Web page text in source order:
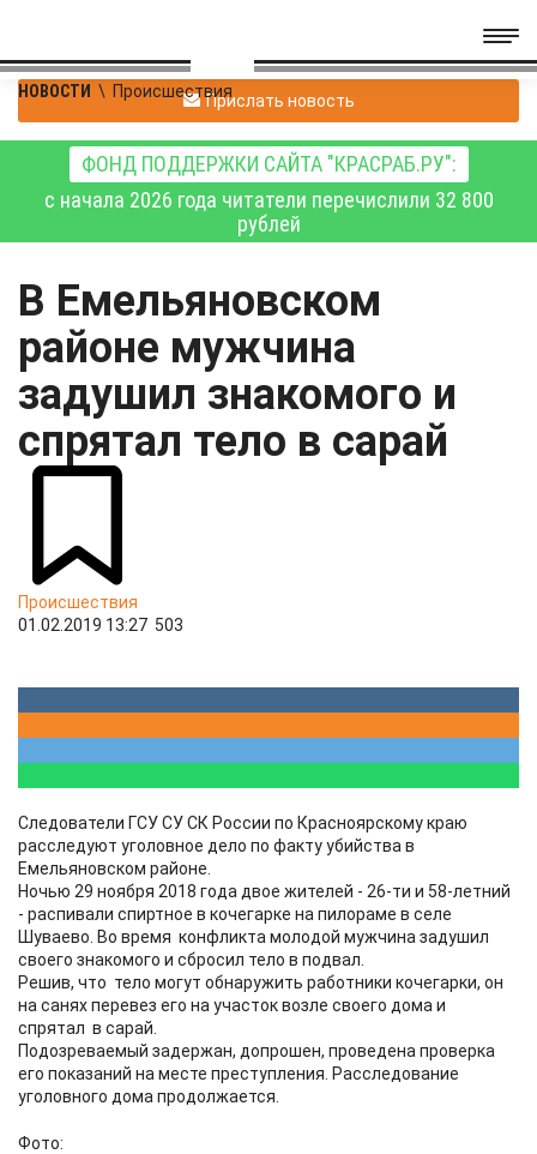
НОВОСТИ \ ПроисшествияПрислать новость
ФОНД ПОДДЕРЖКИ САЙТА "КРАСРАБ.РУ":
с начала 2026 года читатели перечислили 32 800
рублей
В Емельяновском
районе мужчина
задушил знакомого и
спрятал тело в сарай
Происшествия
01.02.2019 13:27 503
Следователи ГСУ СУ СК России по Красноярскому краю
расследуют уголовное дело по факту убийства в
Емельяновском районе.
Ночью 29 ноября 2018 года двое жителей - 26-ти и 58-летний
- распивали спиртное в кочегарке на пилораме в селе
Шуваево. Во время конфликта молодой мужчина задушил
своего знакомого и сбросил тело в подвал.
Решив, что тело могут обнаружить работники кочегарки, он
на санях перевез его на участок возле своего дома и
спрятал в сарай.
Подозреваемый задержан, допрошен, проведена проверка
его показаний на месте преступления. Расследование
уголовного дома продолжается.
Фото: